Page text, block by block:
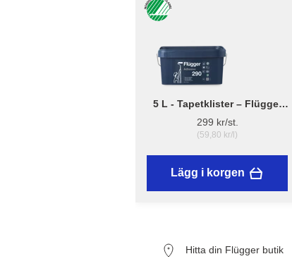
5 L - Tapetklister – Flügger
Adhesive 290
299 kr/st.
(59,80 kr/l)
Lägg i korgen
Hitta din Flügger butik